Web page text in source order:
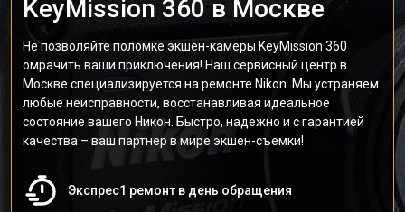
KeyMission 360 в Москве
Не позволяйте поломке экшен-камеры KeyMission 360
омрачить ваши приключения! Наш сервисный центр в
Москве специализируется на ремонте Nikon. Мы устраняем
любые неисправности, восстанавливая идеальное
состояние вашего Никон. Быстро, надежно и с гарантией
качества – ваш партнер в мире экшен-съемки!
Экспрес1 ремонт в день обращения